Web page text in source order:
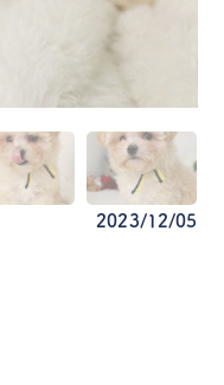
2023/12/05